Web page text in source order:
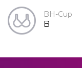
BH-Cup
B